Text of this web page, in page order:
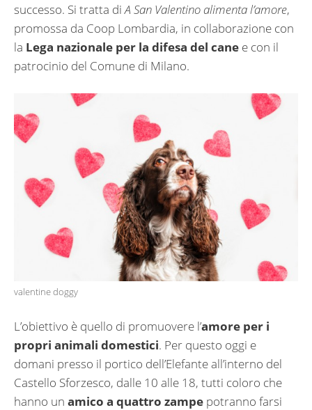
successo. Si tratta diA San Valentino alimenta l’amore,
promossa da Coop Lombardia, in collaborazione con
la Lega nazionale per la difesa del cane e con il
patrocinio del Comune di Milano.
valentine doggy
L’obiettivo è quello di promuovere l’amore per i
propri animali domestici. Per questo oggi e
domani presso il portico dell’Elefante all’interno del
Castello Sforzesco, dalle 10 alle 18, tutti coloro che
hanno un amico a quattro zampe potranno farsi